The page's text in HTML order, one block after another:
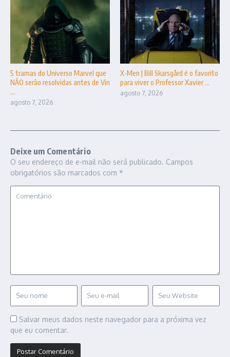
5 tramas do Universo Marvel que
NÃO serão resolvidas antes de Vin
...
agosto 7, 2026
X-Men | Bill Skarsgård é o favorito
para viver o Professor Xavier ...
agosto 7, 2026
Deixe um Comentário
O seu endereço de e-mail não será publicado. Campos
obrigatórios são marcados com *
Salvar meus dados neste navegador para a próxima vez
que eu comentar.